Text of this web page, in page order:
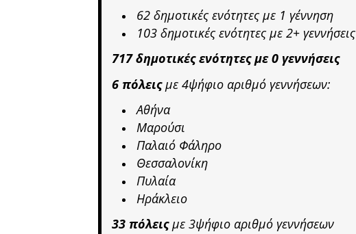
62 δημοτικές ενότητες με 1 γέννηση
103 δημοτικές ενότητες με 2+ γεννήσεις
717 δημοτικές ενότητες με 0 γεννήσεις
6 πόλειςμε 4ψήφιο αριθμό γεννήσεων:
Αθήνα
Μαρούσι
Παλαιό Φάληρο
Θεσσαλονίκη
Πυλαία
Ηράκλειο
33 πόλειςμε 3ψήφιο αριθμό γεννήσεων